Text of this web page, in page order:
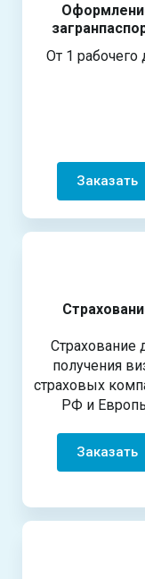
От 1 рабочего
Заказать
Страхование
получения
страховых
РФ и
Заказать